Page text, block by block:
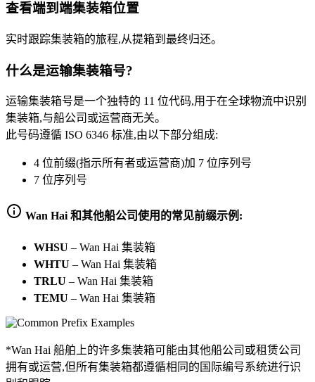
查看端到端集装箱位置
实时跟踪集装箱的旅程,从提箱到最终归还。
什么是运输集装箱号?
运输集装箱号是一个独特的 11 位代码,用于在全球物流中识别
集装箱,与船公司或运营商无关。
此号码遵循 ISO 6346 标准,由以下部分组成:
4 位前缀(指示所有者或运营商)加 7 位序列号
7 位序列号
Wan Hai 和其他船公司使用的常见前缀示例:
WHSU – Wan Hai 集装箱
WHTU – Wan Hai 集装箱
TRLU – Wan Hai 集装箱
TEMU – Wan Hai 集装箱
*Wan Hai 船舶上的许多集装箱可能由其他船公司或租赁公司
拥有或运营,但所有集装箱都遵循相同的国际编号系统进行识